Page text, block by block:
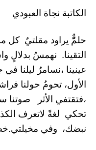
الكاتبة نجاة العبودي
حلمٌُّ يراود مقلتيٌ كل
التقينا. نهمسُ بدلالٍ
عينينا ،نسامرُ ليلنا
الأول، تحومُ حولنا
،فتقتفي الأثر صوتنا
تحكي لغةً لاتعرف
نبضك، وفي